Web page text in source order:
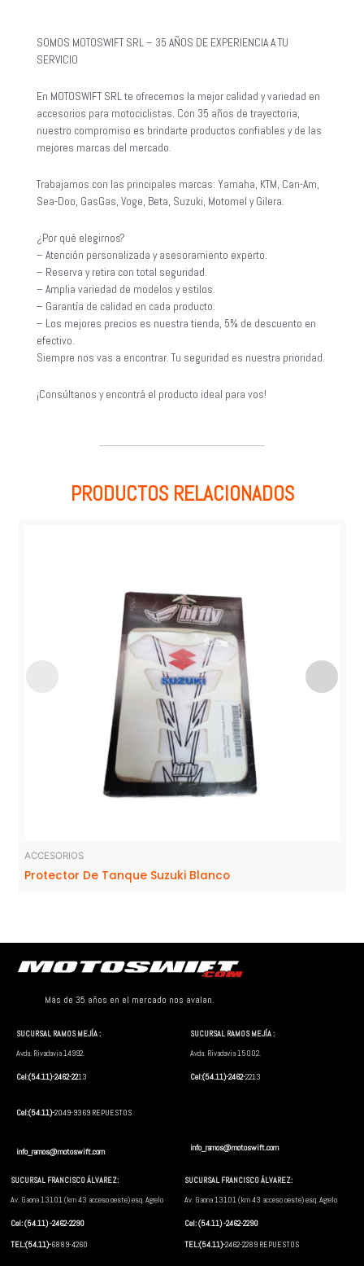
SOMOS MOTOSWIFT SRL – 35 AÑOS DE EXPERIENCIA A TU
SERVICIO
En MOTOSWIFT SRL te ofrecemos la mejor calidad y variedad en
accesorios para motociclistas. Con 35 años de trayectoria,
nuestro compromiso es brindarte productos confiables y de las
mejores marcas del mercado.
Trabajamos con las principales marcas: Yamaha, KTM, Can-Am,
Sea-Doo, GasGas, Voge, Beta, Suzuki, Motomel y Gilera.
¿Por qué elegirnos?
– Atención personalizada y asesoramiento experto.
– Reserva y retira con total seguridad.
– Amplia variedad de modelos y estilos.
– Garantía de calidad en cada producto.
– Los mejores precios es nuestra tienda, 5% de descuento en
efectivo.
Siempre nos vas a encontrar. Tu seguridad es nuestra prioridad.
¡Consúltanos y encontrá el producto ideal para vos!
PRODUCTOS RELACIONADOS
ACCESORIOS
Protector De Tanque Suzuki Blanco
Más de 35 años en el mercado nos avalan.
SUCURSAL RAMOS MEJÍA :
Avda. Rivadavia 14992.
Cel:(54.11)-2462-2213
Cel:(54.11)-2049-9369 REPUESTOS
info_ramos@motoswift.com
SUCURSAL RAMOS MEJÍA :
Avda. Rivadavia 15002.
Cel:(54.11)-2462-2213
info_ramos@motoswift.com
SUCURSAL FRANCISCO ÁLVAREZ:
Av. Gaona 13101 (km 43 acceso oeste) esq. Agrelo
Cel: (54.11) -2462-2290
TEL:(54.11)-6889-4260
SUCURSAL FRANCISCO ÁLVAREZ:
Av. Gaona 13101 (km 43 acceso oeste) esq. Agrelo
Cel: (54.11) -2462-2290
TEL:(54.11)-2462-2289 REPUESTOS